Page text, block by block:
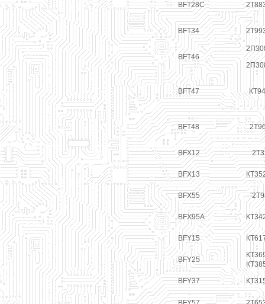
BFT28C
BFT34
BFT46
BFT47
BFT48
BFX12
BFX13
BFX55
BFX95A
BFY15
BFY25
BFY37